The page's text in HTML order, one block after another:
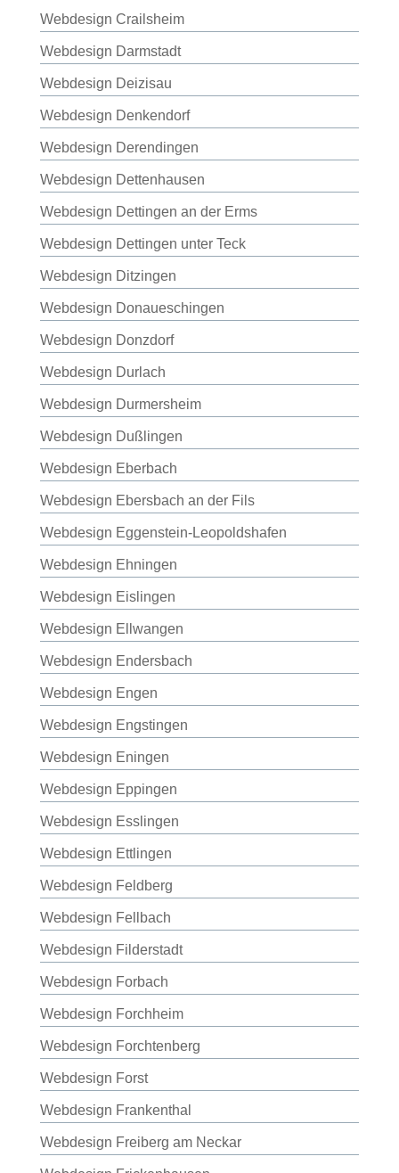
Webdesign Crailsheim
Webdesign Darmstadt
Webdesign Deizisau
Webdesign Denkendorf
Webdesign Derendingen
Webdesign Dettenhausen
Webdesign Dettingen an der Erms
Webdesign Dettingen unter Teck
Webdesign Ditzingen
Webdesign Donaueschingen
Webdesign Donzdorf
Webdesign Durlach
Webdesign Durmersheim
Webdesign Dußlingen
Webdesign Eberbach
Webdesign Ebersbach an der Fils
Webdesign Eggenstein-Leopoldshafen
Webdesign Ehningen
Webdesign Eislingen
Webdesign Ellwangen
Webdesign Endersbach
Webdesign Engen
Webdesign Engstingen
Webdesign Eningen
Webdesign Eppingen
Webdesign Esslingen
Webdesign Ettlingen
Webdesign Feldberg
Webdesign Fellbach
Webdesign Filderstadt
Webdesign Forbach
Webdesign Forchheim
Webdesign Forchtenberg
Webdesign Forst
Webdesign Frankenthal
Webdesign Freiberg am Neckar